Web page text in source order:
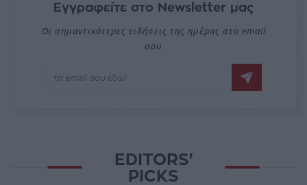
Εγγραφείτε στο Newsletter μας
Οι σημαντικότερες ειδήσεις της ημέρας στο email
σου
EDITORS'
PICKS